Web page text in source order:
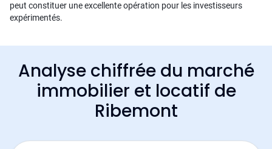
peut constituer une excellente opération pour les investisseurs
expérimentés.
Analyse chiffrée du marché
immobilier et locatif de
Ribemont